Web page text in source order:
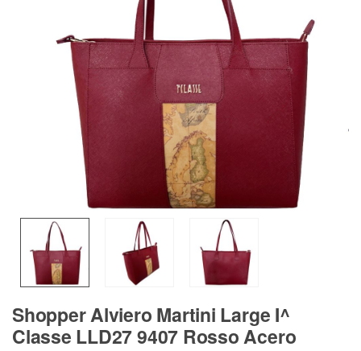
Shopper Alviero Martini Large I^
Classe LLD27 9407 Rosso Acero